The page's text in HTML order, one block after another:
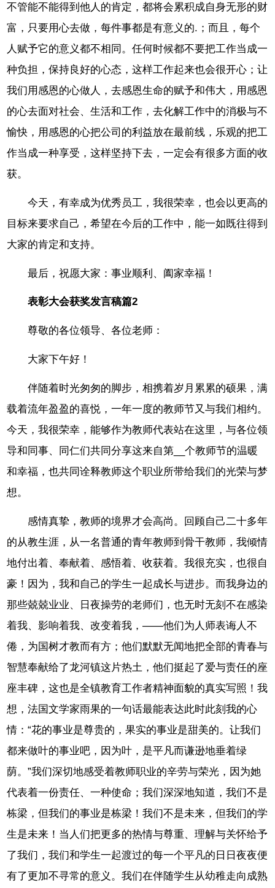
不管能不能得到他人的肯定，都将会累积成自身无形的财
富，只要用心去做，每件事都是有意义的.；而且，每个
人赋予它的意义都不相同。任何时候都不要把工作当成一
种负担，保持良好的心态，这样工作起来也会很开心；让
我们用感恩的心做人，去感恩生命的赋予和伟大，用感恩
的心去面对社会、生活和工作，去化解工作中的消极与不
愉快，用感恩的心把公司的利益放在最前线，乐观的把工
作当成一种享受，这样坚持下去，一定会有很多方面的收
获。
今天，有幸成为优秀员工，我很荣幸，也会以更高的
目标来要求自己，希望在今后的工作中，能一如既往得到
大家的肯定和支持。
最后，祝愿大家：事业顺利、阖家幸福！
表彰大会获奖发言稿篇2
尊敬的各位领导、各位老师：
大家下午好！
伴随着时光匆匆的脚步，相携着岁月累累的硕果，满
载着流年盈盈的喜悦，一年一度的教师节又与我们相约。
今天，我很荣幸，能够作为教师代表站在这里，与各位领
导和同事、同仁们共同分享这来自第__个教师节的温暖
和幸福，也共同诠释教师这个职业所带给我们的光荣与梦
想。
感情真挚，教师的境界才会高尚。回顾自己二十多年
的从教生涯，从一名普通的青年教师到骨干教师，我倾情
地付出着、奉献着、感悟着、收获着。我很充实，也很自
豪！因为，我和自己的学生一起成长与进步。而我身边的
那些兢兢业业、日夜操劳的老师们，也无时无刻不在感染
着我、影响着我、改变着我，——他们为人师表诲人不
倦，为国树才教而有方；他们默默无闻地把全部的青春与
智慧奉献给了龙河镇这片热土，他们挺起了爱与责任的座
座丰碑，这也是全镇教育工作者精神面貌的真实写照！我
想，法国文学家雨果的一句话最能表达此时此刻我的心
情：“花的事业是尊贵的，果实的事业是甜美的。让我们
都来做叶的事业吧，因为叶，是平凡而谦逊地垂着绿
荫。”我们深切地感受着教师职业的辛劳与荣光，因为她
代表着一份责任、一种使命；我们深深地知道，我们不是
栋梁，但我们的事业是栋梁！我们不是未来，但我们的学
生是未来！当人们把更多的热情与尊重、理解与关怀给予
了我们，我们和学生一起渡过的每一个平凡的日日夜夜便
有了更加不寻常的意义。我们在伴随学生从幼稚走向成熟